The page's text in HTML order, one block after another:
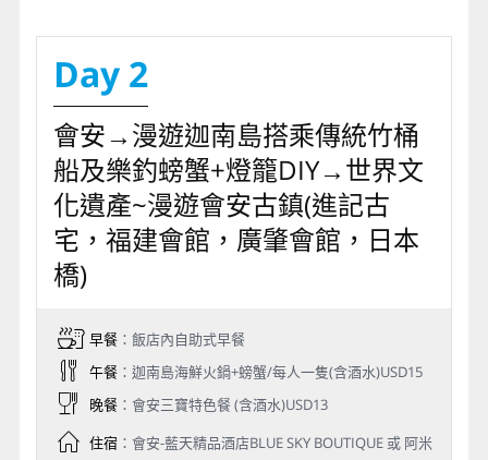
Day 2
會安→漫遊迦南島搭乘傳統竹桶
船及樂釣螃蟹+燈籠DIY→世界文
化遺產~漫遊會安古鎮(進記古
宅，福建會館，廣肇會館，日本
橋)
早餐：飯店內自助式早餐
午餐：迦南島海鮮火鍋+螃蟹/每人一隻(含酒水)USD15
晚餐：會安三寶特色餐 (含酒水)USD13
住宿：會安-藍天精品酒店BLUE SKY BOUTIQUE 或 阿米